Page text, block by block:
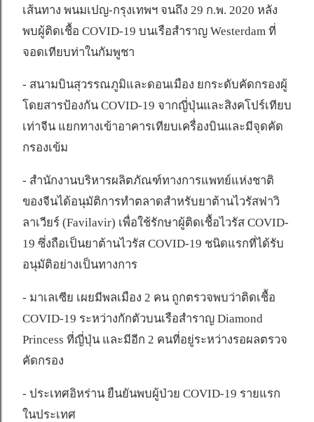
เส้นทาง พนมเปญ-กรุงเทพฯ จนถึง 29 ก.พ. 2020 หลัง
พบผู้ติดเชื้อ COVID-19 บนเรือสำราญ Westerdam ที่
จอดเทียบท่าในกัมพูชา
- สนามบินสุวรรณภูมิและดอนเมือง ยกระดับคัดกรองผู้
โดยสารป้องกัน COVID-19 จากญี่ปุ่นและสิงคโปร์เทียบ
เท่าจีน แยกทางเข้าอาคารเทียบเครื่องบินและมีจุดคัด
กรองเข้ม
- สำนักงานบริหารผลิตภัณฑ์ทางการแพทย์แห่งชาติ
ของจีนได้อนุมัติการทำตลาดสำหรับยาต้านไวรัสฟาวิ
ลาเวียร์ (Favilavir) เพื่อใช้รักษาผู้ติดเชื้อไวรัส COVID-
19 ซึ่งถือเป็นยาต้านไวรัส COVID-19 ชนิดแรกที่ได้รับ
อนุมัติอย่างเป็นทางการ
- มาเลเซีย เผยมีพลเมือง 2 คน ถูกตรวจพบว่าติดเชื้อ
COVID-19 ระหว่างกักตัวบนเรือสำราญ Diamond
Princess ที่ญี่ปุ่น และมีอีก 2 คนที่อยู่ระหว่างรอผลตรวจ
คัดกรอง
- ประเทศอิหร่าน ยืนยันพบผู้ป่วย COVID-19 รายแรก
ในประเทศ